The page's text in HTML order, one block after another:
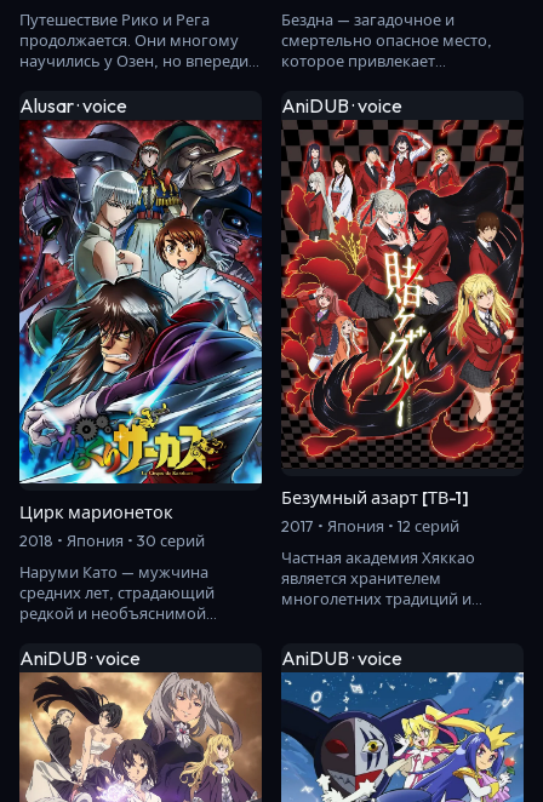
Путешествие Рико и Рега
продолжается. Они многому
научились у Озен, но впереди
опасности, которые мо…
Бездна — загадочное и
смертельно опасное место,
которое привлекает
приключений. Рико — дочь
знаме…
Alusar · voice
Цирк марионеток
2018 • Япония • 30 серий
Наруми Като — мужчина
средних лет, страдающий
редкой и необъяснимой
у него случаются тяжелые при…
AniDUB · voice
Безумный азарт [ТВ-1]
2017 • Япония • 12 серий
Частная академия Хяккао
является хранителем
многолетних традиций и
заведений Япони…
AniDUB · voice AniDUB · voice